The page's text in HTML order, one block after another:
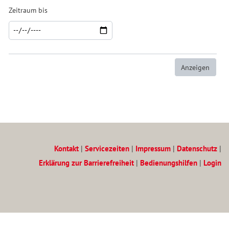
Zeitraum bis
Kontakt | Servicezeiten | Impressum | Datenschutz |
Erklärung zur Barrierefreiheit | Bedienungshilfen | Login